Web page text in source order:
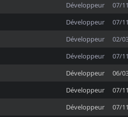
Développeur
07/
Développeur
07/
Développeur
02/
Développeur
07/
Développeur
06/
Développeur
07/
Développeur
07/